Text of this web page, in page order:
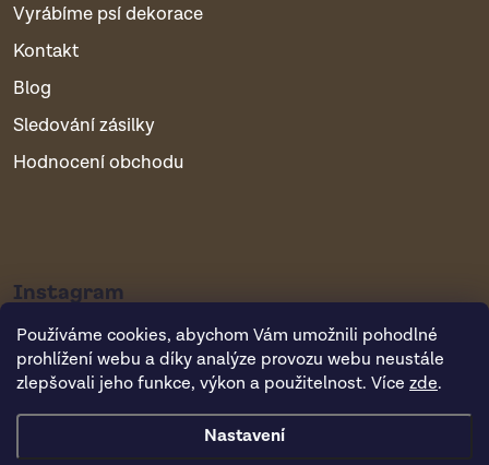
Používáme cookies, abychom Vám umožnili pohodlné
prohlížení webu a díky analýze provozu webu neustále
zlepšovali jeho funkce, výkon a použitelnost. Více zde.
Nastavení
Vyrábíme psí dekorace
Kontakt
Blog
Sledování zásilky
Hodnocení obchodu
Instagram